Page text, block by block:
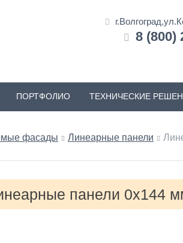
8 (800)
ПОРТФОЛИО ТЕХНИЧЕСКИЕ
фасады Линеарные панели
панели 0x144